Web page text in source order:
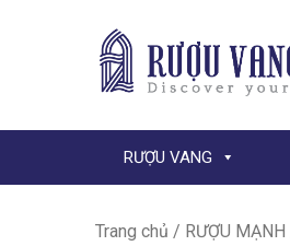
RƯỢU VANG
Trang chủ / RƯỢU MẠNH